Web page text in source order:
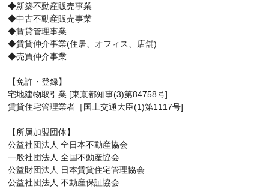
◆新築不動産販売事業
◆中古不動産販売事業
◆賃貸管理事業
◆賃貸仲介事業(住居、オフィス、店舗)
◆売買仲介事業
【免許・登録】
宅地建物取引業 [東京都知事(3)第84758号]
賃貸住宅管理業者［国土交通大臣(1)第1117号]
【所属加盟団体】
公益社団法人 全日本不動産協会
一般社団法人 全国不動産協会
公益財団法人 日本賃貸住宅管理協会
公益社団法人 不動産保証協会